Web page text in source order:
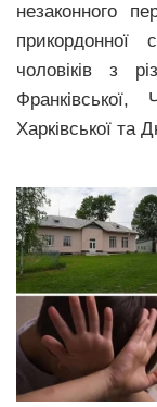
Історії
Рецепти
Привітання
Події
Кримінал
Трагедії
Курйози
Суспільство
Культура
незаконного
прикордонної
чоловіків з
Франківської,
Харківської та